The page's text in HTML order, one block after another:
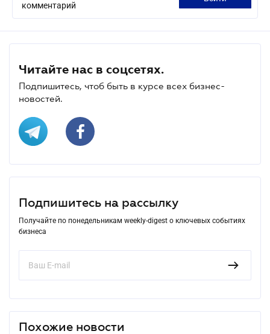
комментарий
Читайте нас в соцсетях.
Подпишитесь, чтоб быть в курсе всех бизнес-
новостей.
Подпишитесь на рассылку
Получайте по понедельникам weekly-digest о ключевых событиях
бизнеса
Похожие новости